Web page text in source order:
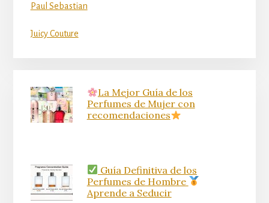
Paul Sebastian
Juicy Couture
La Mejor Guía de los
Perfumes de Mujer con
recomendaciones
Guía Definitiva de los
Perfumes de Hombre
Aprende a Seducir